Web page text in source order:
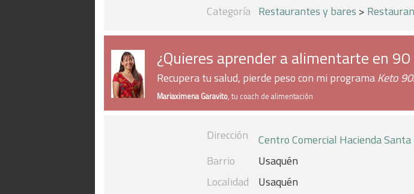
Categoría Restaurantes y bares >
¿Quieres aprender a alimentarte en 90
Recupera tu salud, pierde peso con mi programaKeto 90
Mariaximena Garavito, tu coach de alimentación
Dirección Centro Comercial Hacienda
Barrio
Usaquén
Localidad
Usaquén